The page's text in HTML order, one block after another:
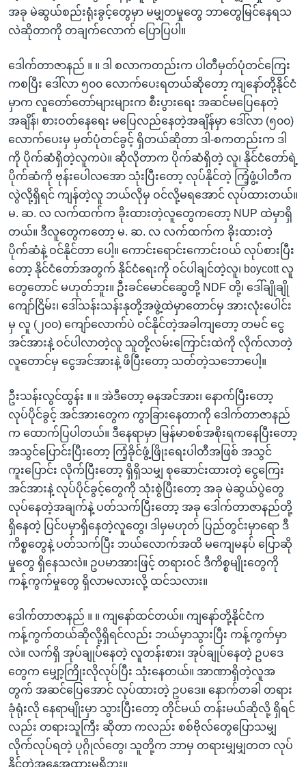
အခု မဲဆွယ်စည်းရုံးခွင့်တွေမှာ မမျှတမှုတွေ ဘာတွေမြင်နေရသ
လဲဆိုတာကို တချက်လောက် ပြောပြပါ။
ဒေါက်တာဇာနည် ။ ။ ဒါ စလာကတည်းက ပါတီမှတ်ပုံတင်ကြေး
ကစပြီး ဒေါ်လာ ၅၀၀ လောက်ပေးရတယ်ဆိုတော့ ကျနော်တို့နိုင်ငံ
မှာက လူတော်တော်များများက စီးပွားရေး အဆင်မပြေနေတဲ့
အချိန်၊ စားဝတ်နေရေး မပြေလည်နေတဲ့အချိန်မှာ ဒေါ်လာ (၅၀၀)
လောက်ပေးမှ မှတ်ပုံတင်ခွင့် ရှိတယ်ဆိုတာ ဒါ-စကတည်းက ဒါ
ကို ပိုက်ဆံရှိတဲ့လူကပဲ။ ဆိုလိုတာက ပိုက်ဆံရှိတဲ့ လူ၊ နိုင်ငံတော်ရဲ့
ပိုက်ဆံကို ဗုန်းပေါလအော သုံးပြီးတော့ လုပ်နိုင်တဲ့ ကြံ့ဖွံ့ပါတီက
လွဲလို့ရှိရင် ကျန်တဲ့လူ ဘယ်လိုမှ ဝင်လို့မရအောင် လုပ်ထားတယ်။
မ. ဆ. လ လက်ထက်က ခိုးထားတဲ့လူတွေကတော့ NUP ထဲမှာရှိ
တယ်။ ဒီလူတွေကတော့ မ. ဆ. လ လက်ထက်က ခိုးထားတဲ့
ပိုက်ဆံနဲ့ ဝင်နိုင်တာ ပေါ့။ ကောင်းရောင်းကောင်းဝယ် လုပ်စားပြီး
တော့ နိုင်ငံတော်အတွက် နိုင်ငံရေးကို ဝင်ပါချင်တဲ့လူ၊ boycott လူ
တွေတောင် မဟုတ်ဘူး။ ဦးခင်မောင်ဆွေတို့ NDF တို့၊ ဒေါ်ချိုချို
ကျော်ငြိမ်း၊ ဒေါ်သန်းသန်းနုတို့အဖွဲ့ထဲမှာတောင်မှ အားလုံးပေါင်း
မှ လူ (၂၀၀) ကျော်လောက်ပဲ ဝင်နိုင်တဲ့အခါကျတော့ တမင် ငွေ
အင်အားနဲ့ ဝင်ပါလာတဲ့လူ သူတို့လမ်းကြောင်းထဲကို လိုက်လာတဲ့
လူတောင်မှ ငွေအင်အားနဲ့ ဖိပြီးတော့ သတ်တဲ့သဘောပေါ့။
ဦးသန်းလွင်ထွန်း ။ ။ အဲဒီတော့ ဓနအင်အား၊ နောက်ပြီးတော့
လုပ်ပိုင်ခွင့် အင်အားတွေက ကွာခြားနေတာကို ဒေါက်တာဇာနည်
က ထောက်ပြပါတယ်။ ဒီနေရာမှာ မြန်မာစစ်အစိုးရကနေပြီးတော့
အသွင်ပြောင်းပြီးတော့ ကြံ့ခိုင်ဖွံ့ဖြိုးရေးပါတီအဖြစ် အသွင်
ကူးပြောင်း လိုက်ပြီးတော့ ရှိရှိသမျှ စုဆောင်းထားတဲ့ ငွေကြေး
အင်အားနဲ့ လုပ်ပိုင်ခွင့်တွေကို သုံးစွဲပြီးတော့ အခု မဲဆွယ်ပွဲတွေ
လုပ်နေတဲ့အချက်နဲ့ ပတ်သက်ပြီးတော့ အခု ဒေါက်တာဇာနည်တို့
ရှိနေတဲ့ ပြင်ပမှာရှိနေတဲ့လူတွေ၊ ဒါမှမဟုတ် ပြည်တွင်းမှာရော ဒီ
ကိစ္စတွေနဲ့ ပတ်သက်ပြီး ဘယ်လောက်အထိ မကျေမနပ် ပြောဆို
မှုတွေ ရှိနေသလဲ။ ဥပမာအားဖြင့် တရားဝင် ဒီကိစ္စမျိုးတွေကို
ကန့်ကွက်မှုတွေ ရှိလာမလားလို့ ထင်သလား။
ဒေါက်တာဇာနည် ။ ။ ကျနော်ထင်တယ်။ ကျနော်တို့နိုင်ငံက
ကန့်ကွက်တယ်ဆိုလို့ရှိရင်လည်း ဘယ်မှာသွားပြီး ကန့်ကွက်မှာ
လဲ။ လက်ရှိ အုပ်ချုပ်နေတဲ့ လူတန်းစား၊ အုပ်ချုပ်နေတဲ့ ဥပဒေ
တွေက မျှော့ကြိုးလိုလုပ်ပြီး သုံးနေတယ်။ အာဏာရှိတဲ့လူအ
တွက် အဆင်ပြေအောင် လုပ်ထားတဲ့ ဥပဒေ။ နောက်တခါ တရား
ခုံရုံးလို နေရာမျိုးမှာ သွားပြီးတော့ တိုင်မယ် တန်းမယ်ဆိုလို့ ရှိရင်
လည်း တရားသူကြီး ဆိုတာ ကလည်း စစ်ဗိုလ်တွေပြောသမျှ
လိုက်လုပ်ရတဲ့ ပုဂ္ဂိုလ်တွေ၊ သူတို့က ဘာမှ တရားမျှမျှတတ လုပ်
နိုင်တဲ့အနေအထားမရှိဘူး။